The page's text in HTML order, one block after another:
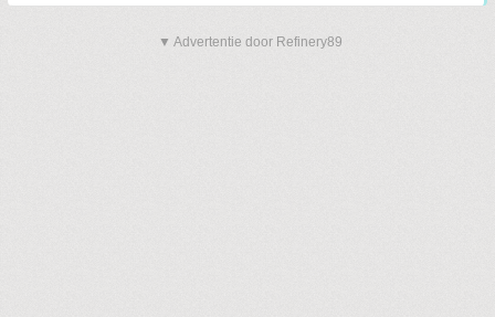
▼ Advertentie door Refinery89